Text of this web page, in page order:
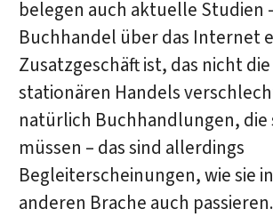
belegen auch aktuelle Studien
Buchhandel über das Internet
Zusatzgeschäft ist, das nicht
stationären Handels
natürlich Buchhandlungen, die
müssen – das sind allerdings
Begleiterscheinungen, wie sie
anderen Brache auch passieren.